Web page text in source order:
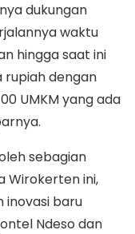
dukungan
waktu
hingga saat ini
rupiah dengan
UMKM yang ada
sebagian
Wirokerten ini,
inovasi baru
Ndeso dan